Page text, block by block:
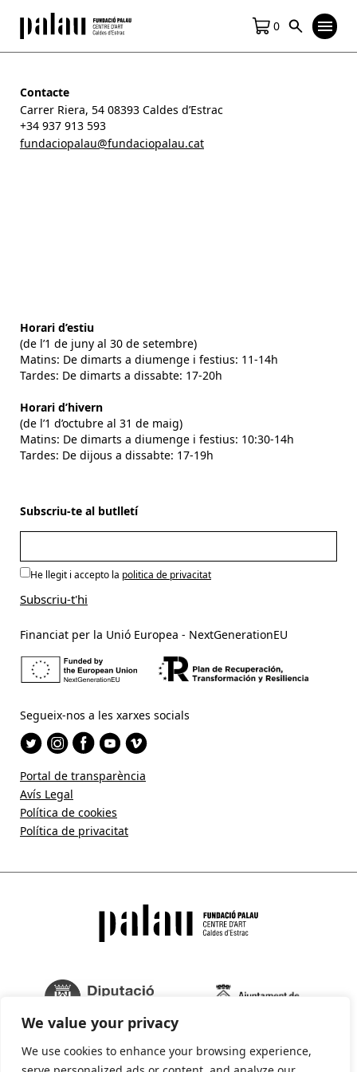
We value your privacy
We use cookies to enhance your browsing experience,
0
Contacte
Carrer Riera, 54 08393 Caldes d’Estrac
+34 937 913 593
fundaciopalau@fundaciopalau.cat
Horari d’estiu
(de l’1 de juny al 30 de setembre)
Matins: De dimarts a diumenge i festius: 11-14h
Tardes: De dimarts a dissabte: 17-20h
Horari d’hivern
(de l’1 d’octubre al 31 de maig)
Matins: De dimarts a diumenge i festius: 10:30-14h
Tardes: De dijous a dissabte: 17-19h
Subscriu-te al butlletí
He llegit i accepto la politica de privacitat
Financiat per la Unió Europea - NextGenerationEU
Segueix-nos a les xarxes socials
Portal de transparència
Avís Legal
Política de cookies
Política de privacitat